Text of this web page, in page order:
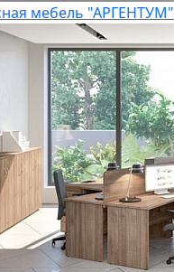
мебель "АРГЕНТУМ"